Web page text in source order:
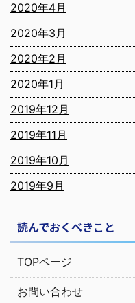
2020年4月
2020年3月
2020年2月
2020年1月
2019年12月
2019年11月
2019年10月
2019年9月
読んでおくべきこと
TOPページ
お問い合わせ